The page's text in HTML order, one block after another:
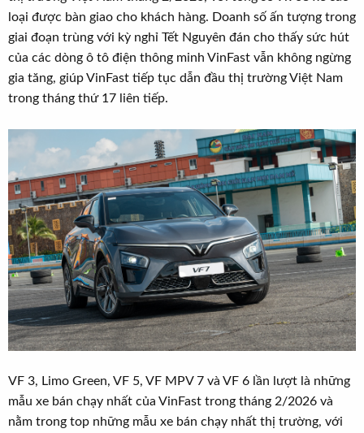
t
e
r
loại được bàn giao cho khách hàng. Doanh số ấn tượng trong
giai đoạn trùng với kỳ nghỉ Tết Nguyên đán cho thấy sức hút
của các dòng ô tô điện thông minh VinFast vẫn không ngừng
gia tăng, giúp VinFast tiếp tục dẫn đầu thị trường Việt Nam
trong tháng thứ 17 liên tiếp.
VF 3, Limo Green, VF 5, VF MPV 7 và VF 6 lần lượt là những
mẫu xe bán chạy nhất của VinFast trong tháng 2/2026 và
nằm trong top những mẫu xe bán chạy nhất thị trường, với